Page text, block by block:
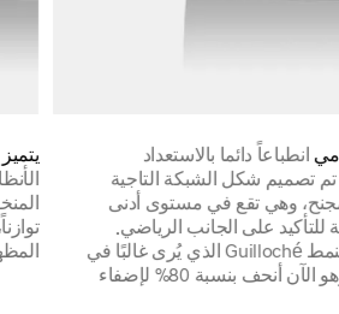
انطباعاً دائما بالاستعداد
تم تصميم شكل الشبكة التاجية
وهي تقع في مستوى أدنى
للتأكيد على الجانب الرياضي.
يتميز الشعار نفسه بنمط Guilloché الذي يُرى غالبًا في
الساعات الفاخرة، وهو الآن أنحف بنسبة 80% لإضفاء